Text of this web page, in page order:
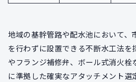
地域の基幹管路や配水池において、
を行わずに設置できる不断水工法を
やフランジ補修弁、ボール式消火栓
に準拠した確実なアタッチメント選